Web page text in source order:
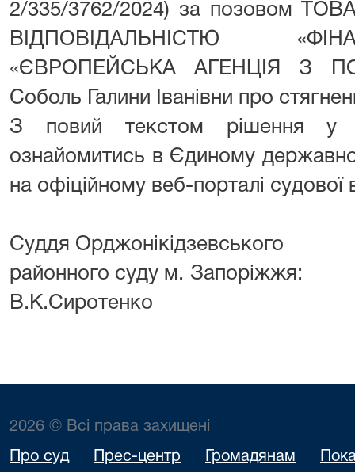
2/335/3762/2024) за позовом
ВІДПОВІДАЛЬНІСТЮ
«ЄВРОПЕЙСЬКА АГЕНЦІЯ З
Соболь Галини Іванівни про
З повий текстом рішення у
ознайомитись в Єдиному
на офіційному веб-порталі
Суддя Орджонікідзевського
районного суду
В.К.Сиротенко
2026 © Всі права захищені
Про суд Прес-центр Громадянам